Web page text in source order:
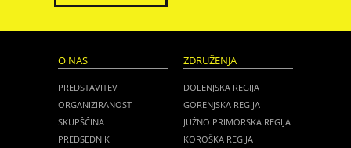
O NAS
PREDSTAVITEV
ORGANIZIRANOST
SKUPŠČINA
PREDSEDNIK
ZDRUŽENJA
DOLENJSKA REGIJA
GORENJSKA REGIJA
JUŽNO PRIMORSKA REGIJA
KOROŠKA REGIJA